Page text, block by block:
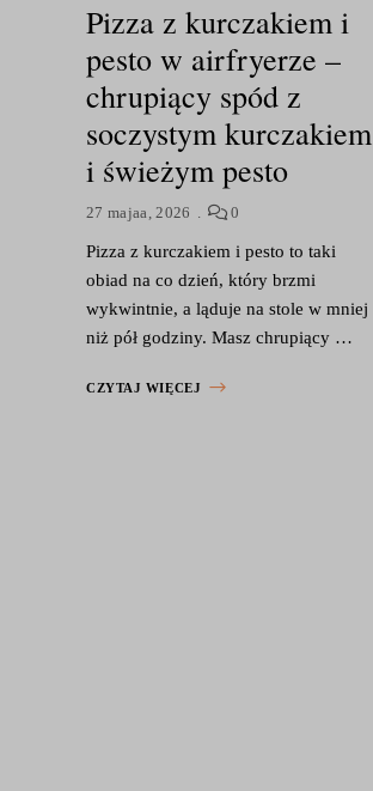
Pizza z kurczakiem i
pesto w airfryerze –
chrupiący spód z
soczystym kurczakiem
i świeżym pesto
27 majaa, 2026 0
Pizza z kurczakiem i pesto to taki
obiad na co dzień, który brzmi
wykwintnie, a ląduje na stole w mniej
niż pół godziny. Masz chrupiący …
CZYTAJ WIĘCEJ